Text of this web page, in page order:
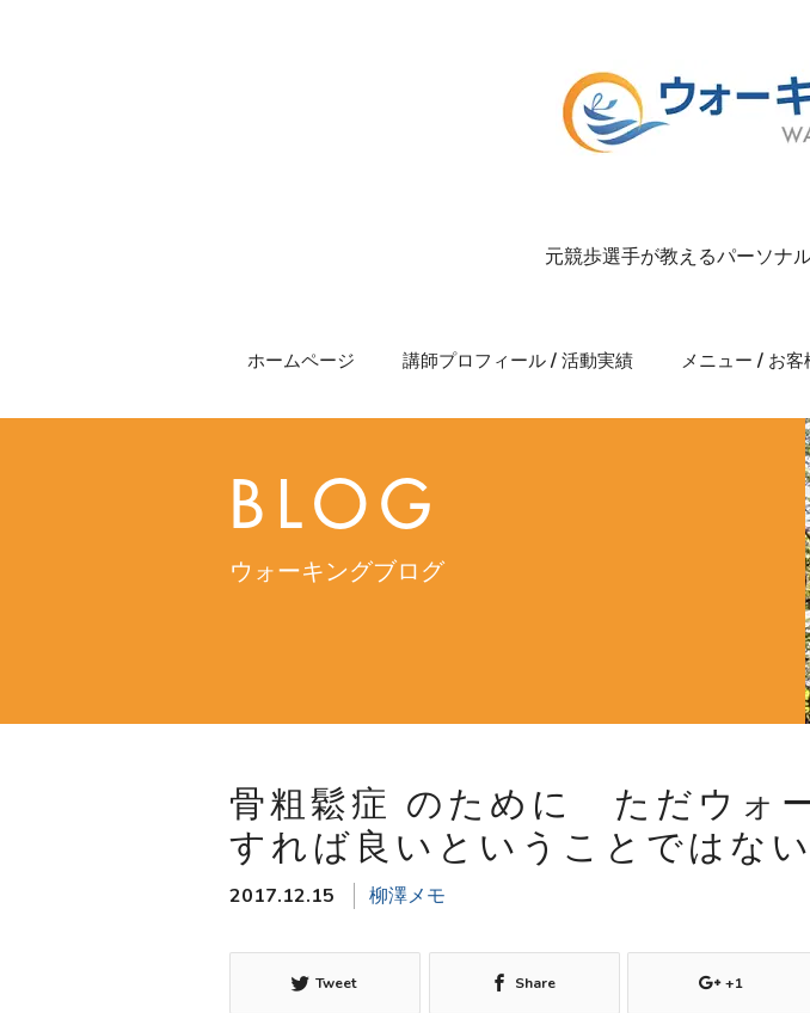
元競歩選手が教えるパーソナ
ホームページ 講師プロフィール / 活動実績 メニュー / お客
BLOG
ウォーキングブログ
骨粗鬆症 のために ただウォ
すれば良いということではない
2017.12.15 柳澤メモ
Tweet Share +1